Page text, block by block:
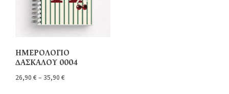
ΗΜΕΡΟΛΟΓΙΟ
ΔΑΣΚΑΛΟΥ 0004
26,90 € – 35,90 €